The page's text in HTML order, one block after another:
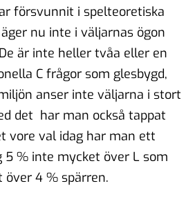
försvunnit i spelteoretiska
nu inte i väljarnas ögon
är inte heller tvåa eller en
C frågor som glesbygd,
anser inte väljarna i stort
det har man också tappat
vore val idag har man ett
5 % inte mycket över L som
4 % spärren.